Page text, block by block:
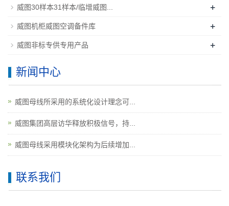
威图30样本31样本/临增威图... +
威图机柜威图空调备件库 +
威图非标专供专用产品 +
新闻中心
威图母线所采用的系统化设计理念可...
威图集团高层访华释放积极信号，持...
威图母线采用模块化架构为后续增加...
联系我们